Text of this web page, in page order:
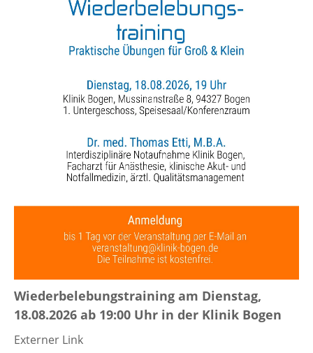
Wiederbelebungstraining am Dienstag,
18.08.2026 ab 19:00 Uhr in der Klinik Bogen
Externer Link